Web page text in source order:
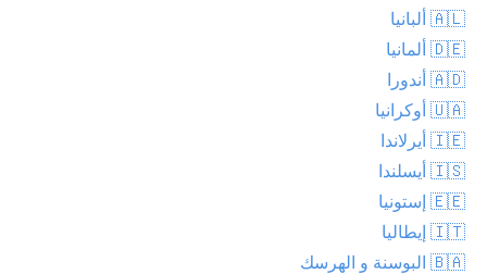
🇦🇱 ألبانيا
🇩🇪 ألمانيا
🇦🇩 أندورا
🇺🇦 أوكرانيا
🇮🇪 أيرلاندا
🇮🇸 أيسلندا
🇪🇪 إستونيا
🇮🇹 إيطاليا
🇧🇦 البوسنة و الهرسك